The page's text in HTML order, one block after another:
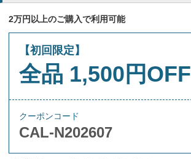
2万円以上のご購入で利用可能
【初回限定】
全品 1,500円OFF
クーポンコード
CAL-N202607